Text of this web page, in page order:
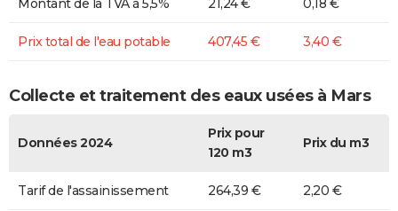
Montant de la TVA à 5,5% 21,24 € 0,18 €
Prix total de l'eau potable 407,45 € 3,40 €
Collecte et traitement des eaux usées à Mars
Données 2024
Prix pour
120 m3
Prix du m3
Tarif de l'assainissement 264,39 € 2,20 €